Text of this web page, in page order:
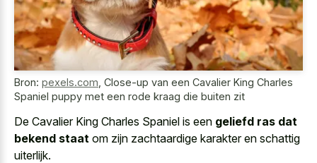
Bron: pexels.com Close-up van een Cavalier King Charles
Spaniel puppy met een rode kraag die buiten zit
De Cavalier King Charles Spaniel is een geliefd ras dat
bekend staat om zijn zachtaardige karakter en schattig
uiterlijk.